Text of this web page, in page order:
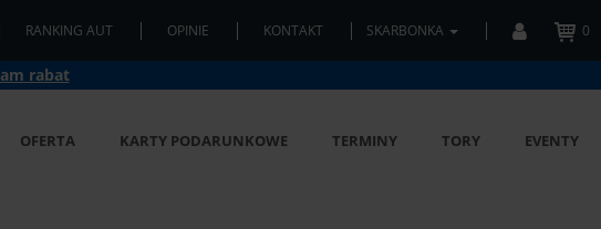
RANKING AUT OPINIE KONTAKT SKARBONKA 0
rabat
OFERTA KARTY PODARUNKOWE TERMINY TORY EVENTY